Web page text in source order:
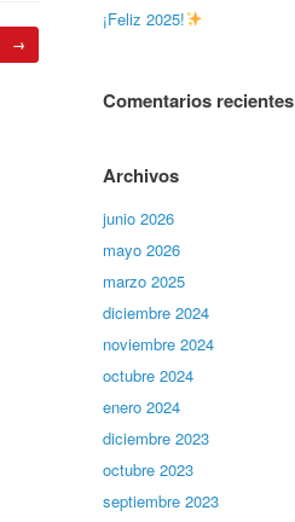
→
¡Feliz 2025!
Comentarios recientes
Archivos
junio 2026
mayo 2026
marzo 2025
diciembre 2024
noviembre 2024
octubre 2024
enero 2024
diciembre 2023
octubre 2023
septiembre 2023